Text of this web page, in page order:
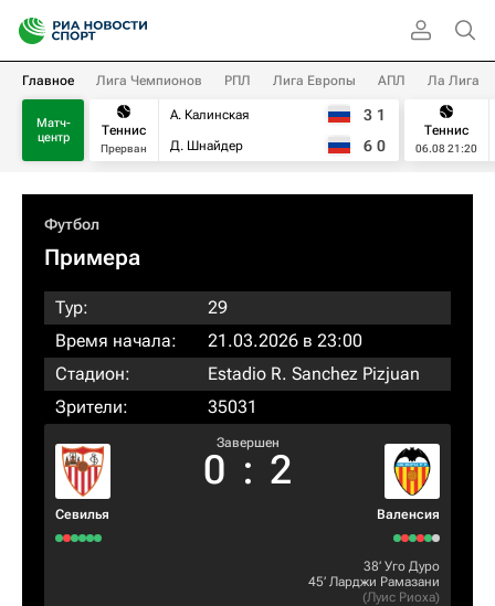
Главное Лига Чемпионов РПЛ Лига Европы АПЛ Ла Лига
Матч-
центр
Теннис
Прерван
А. Калинская
Д. Шнайдер
3 1
6 0
Теннис
06.08 21:20
Футбол
Примера
Тур:
29
Время начала:
21.03.2026 в 23:00
Стадион:
Estadio R. Sanchez Pizjuan
Зрители:
35031
Севилья
Завершен
0 : 2
Валенсия
38‎’‎ Уго Дуро
45‎’‎ Ларджи Рамазани
(Луис Риоха)